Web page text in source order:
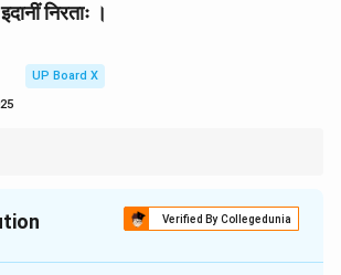
निरताः ।
UP Board X
अनुवाद के लिए महत्वपूर्ण है।Verified By Collegedunia